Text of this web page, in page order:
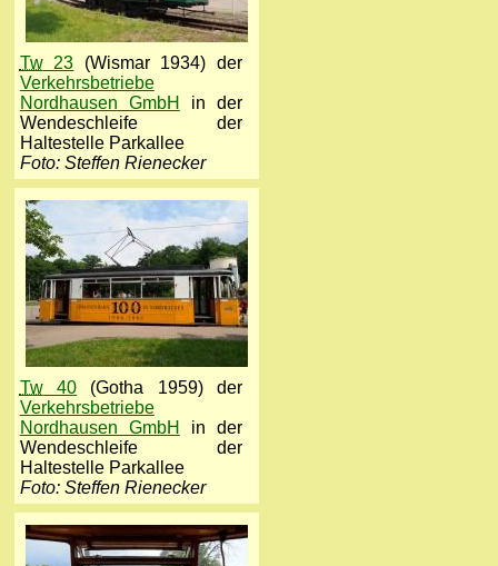
Tw23 (Wismar 1934) der
Verkehrsbetriebe
Nordhausen GmbH
in der
Wendeschleife der
Haltestelle Parkallee
Foto: Steffen Rienecker
Tw40 (Gotha 1959) der
Verkehrsbetriebe
Nordhausen GmbH
in der
Wendeschleife der
Haltestelle Parkallee
Foto: Steffen Rienecker